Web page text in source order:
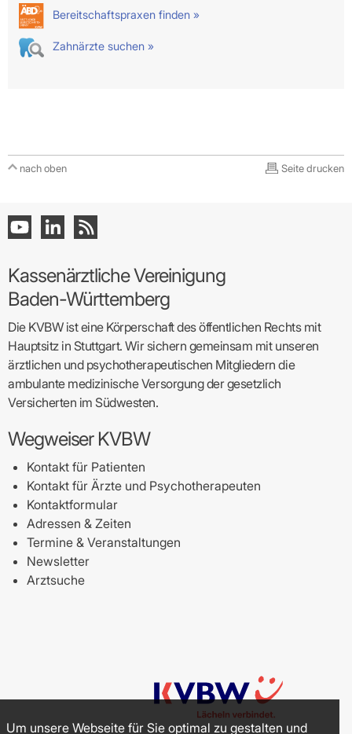
Bereitschaftspraxen finden »
Zahnärzte suchen »
nach oben Seite drucken
Kassenärztliche Vereinigung
Baden-Württemberg
Die KVBW ist eine Körperschaft des öffentlichen Rechts mit
Hauptsitz in Stuttgart. Wir sichern gemeinsam mit unseren
ärztlichen und psychotherapeutischen Mitgliedern die
ambulante medizinische Versorgung der gesetzlich
Versicherten im Südwesten.
Wegweiser KVBW
Kontakt für Patienten
Kontakt für Ärzte und Psychotherapeuten
Kontaktformular
Adressen & Zeiten
Termine & Veranstaltungen
Newsletter
Arztsuche
Um unsere Webseite für Sie optimal zu gestalten und